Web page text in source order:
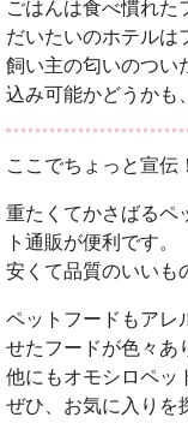
ごはんは食べ慣れた
だいたいのホテルは
飼い主の匂いのつい
込み可能かどうかも
ここでちょっと宣伝！
重たくてかさばるペ
ト通販が便利です。
安くて品質のいいも
ペットフードもアレ
せたフードが色々あ
他にもオモシロペッ
ぜひ、お気に入りを